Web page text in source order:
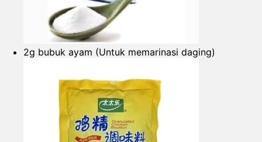
2g bubuk ayam (Untuk memarinasi daging)